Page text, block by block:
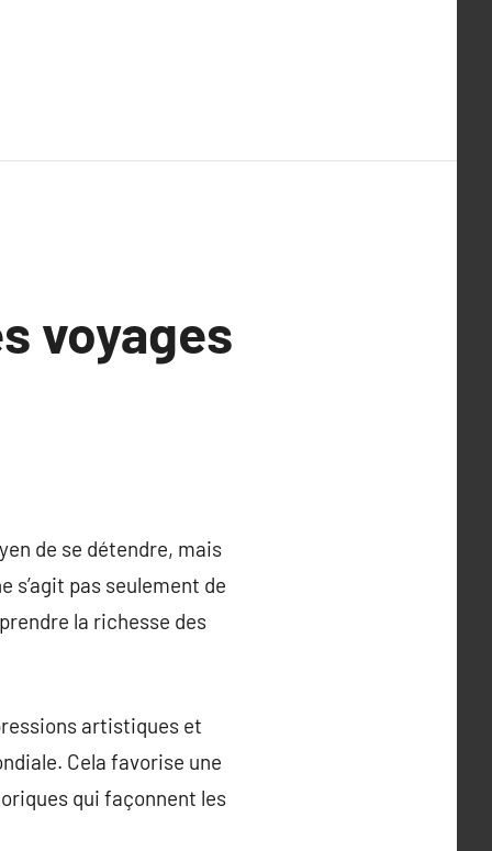
voyages
de se détendre, mais
s’agit pas seulement de
la richesse des
artistiques et
Cela favorise une
qui façonnent les